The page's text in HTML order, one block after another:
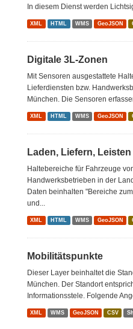
In diesem Dienst werden
XML HTML WMS GeoJSON
Digitale 3L-Zonen
Mit Sensoren ausgestattete
Lieferdiensten bzw.
München. Die Sensoren
XML HTML WMS GeoJSON
Laden, Liefern, Leisten
Haltebereiche für Fahrzeuge
Handwerksbetrieben in der
Daten beinhalten "Bereiche
und...
XML HTML WMS GeoJSON
Mobilitätspunkte
Dieser Layer beinhaltet die
München. Der Standort
Informationsstele. Folgende
XML WMS GeoJSON CSV